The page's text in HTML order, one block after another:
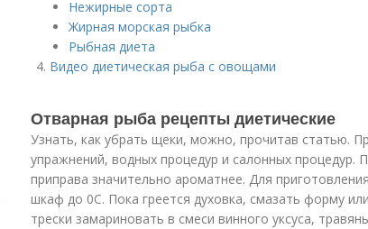
Нежирные сорта­
Жирная морская рыбка
Рыбная диета
Видео диетическая рыба с овощами
Отварная рыба рецепты диетические
Узнать, как убрать щеки, можно, прочитав статью.
упражнений, водных процедур и салонных процедур.
приправа значительно ароматнее. Для
шкаф до 0C. Пока греется духовка, смазать форму
трески замариновать в смеси винного уксуса,